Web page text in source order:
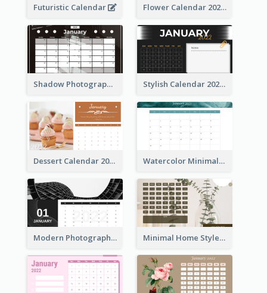
Futuristic Calendar Flower Calendar 2022
Shadow Photography Calendar 2022 Stylish Calendar 2022
Dessert Calendar 2022 Watercolor Minimalist Calendar
Modern Photography Calendar 2022 Minimal Home Style Calendar